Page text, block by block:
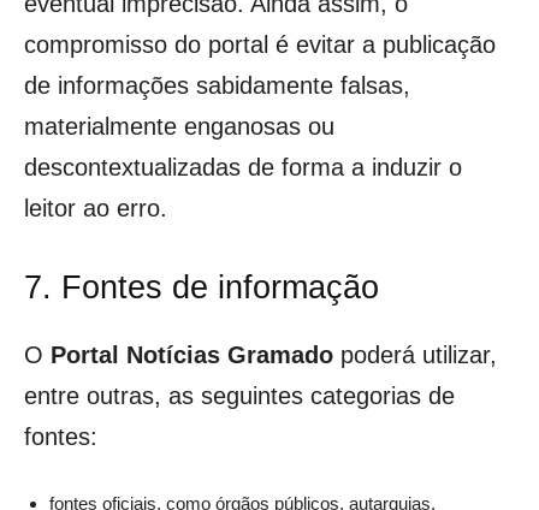
compromisso do portal é evitar a publicação
de informações sabidamente falsas,
materialmente enganosas ou
descontextualizadas de forma a induzir o
leitor ao erro.
7. Fontes de informação
O Portal Notícias Gramado poderá utilizar,
entre outras, as seguintes categorias de
fontes:
fontes oficiais, como órgãos públicos, autarquias,